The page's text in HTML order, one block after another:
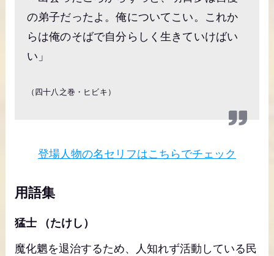
の弟子だったよ。俺についてこい。これか
らは俺のそばで自分らしく生きていけばい
い」
（四十八之巻・ヒビキ）
登場人物の名セリフはこちらでチェック
用語集
猛士 （たけし）
魔化魍を退治するため、人知れず活動している民